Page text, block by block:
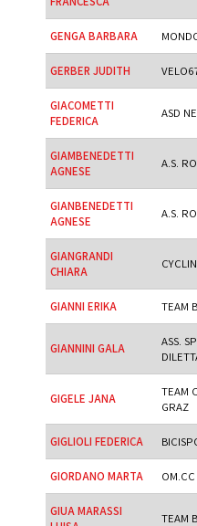
GENGA BARBARA
GERBER JUDITH
GIACOMETTI
FEDERICA
ASD
GIAMBENEDETTI
AGNESE
A.S.
GIANBENEDETTI
AGNESE
A.S.
GIANGRANDI
CHIARA
GIANNI ERIKA TEAM
GIANNINI GALA
ASS.
GIGELE JANA
TEAM
GRAZ
GIGLIOLI FEDERICA
GIORDANO MARTA
GIUA MARASSI
TEAM